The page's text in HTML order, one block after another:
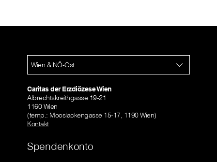
Wien & NÖ-Ost
Caritas der Erzdiözese Wien
Albrechtskreithgasse 19-21
1160 Wien
(temp.: Mooslackengasse 15-17, 1190 Wien)
Kontakt
Spendenkonto